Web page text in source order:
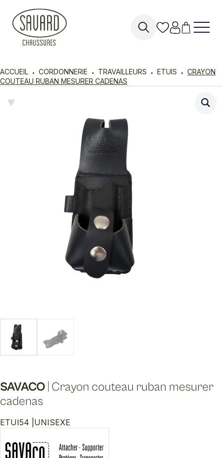
ACCUEIL CORDONNERIE TRAVAILLEURS ETUIS
CRAYON
COUTEAU RUBAN MESURER CADENAS
♥︎
SAVACO Crayon couteau ruban mesurer
cadenas
ETUI54 | UNISEXE